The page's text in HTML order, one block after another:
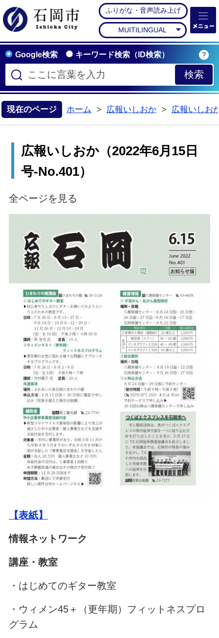
石岡市公式ホームペー
ふりがな・音声読み上げ
MUITILINGUAL
Google検索 キーワード検索（ID検索）
現在のページ ホーム
広報いしおか
広報いしお
広報いしおか（2022年6月15日
号-No.401）
全ページを見る
【表紙】
情報ネットワーク
講座・教室
・はじめてのギター教室
・ウィメン45＋（更年期）フィットネスプロ
グラム